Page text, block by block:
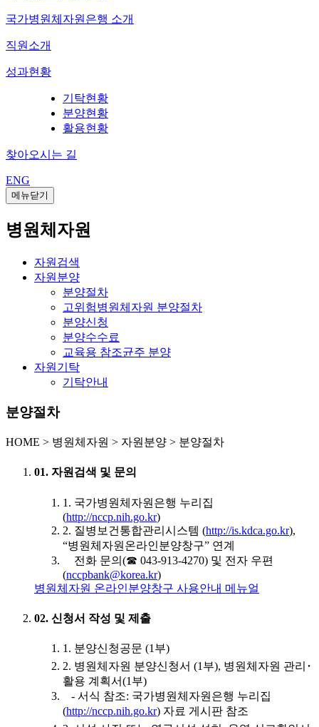
국가병원체자원은행 소개
직원소개
성과현황
기탁현황
분양현황
활용현황
찾아오시는 길
ENG
메뉴닫기
병원체자원
자원검색
자원분양
분양절차
고위험병원체자원 분양절차
분양신청
분양수수료
교육용 참조균주 분양
자원기탁
기탁안내
분양절차
HOME > 병원체자원 > 자원분양 > 분양절차
01. 자원검색 및 문의
1. 국가병원체자원은행 누리집
(http://nccp.nih.go.kr)
2. 질병보건통합관리시스템 (http://is.kdca.go.kr),
“병원체자원온라인분양창구” 연계
전화 문의(☎ 043-913-4270) 및 전자 우편
(nccpbank@korea.kr)
병원체자원 온라인분양창구 사용안내 메뉴얼
02. 신청서 작성 및 제출
1. 분양신청공문 (1부)
2. 병원체자원 분양신청서 (1부), 병원체자원 관리･
활용 계획서(1부)
- 서식 참조: 국가병원체자원은행 누리집
(http://nccp.nih.go.kr) 자료 게시판 참조